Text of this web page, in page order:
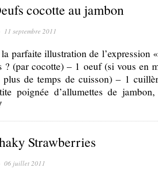
cocotte au jambon
septembre 2011
la parfaite illustration de
? (par cocotte) – 1 oeuf (si vous en
de temps de cuisson) – 1
poignée d’allumettes de
Strawberries
juillet 2011